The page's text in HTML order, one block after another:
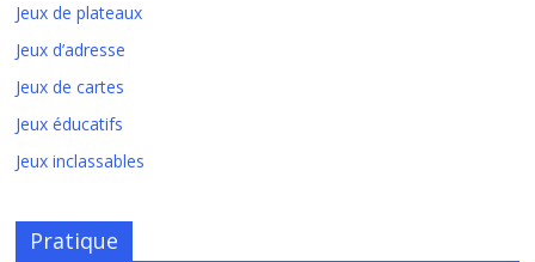
Jeux de plateaux
Jeux d’adresse
Jeux de cartes
Jeux éducatifs
Jeux inclassables
Pratique